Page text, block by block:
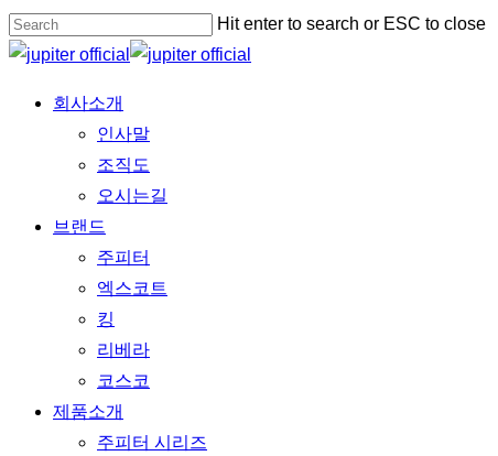
Skip
to
content
Hit enter to search or ESC to close
Close
Menu
회사소개
인사말
조직도
오시는길
브랜드
주피터
엑스코트
킹
리베라
코스코
제품소개
주피터 시리즈